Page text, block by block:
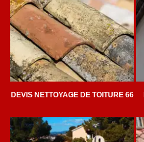
DEVIS NETTOYAGE DE TOITURE 66